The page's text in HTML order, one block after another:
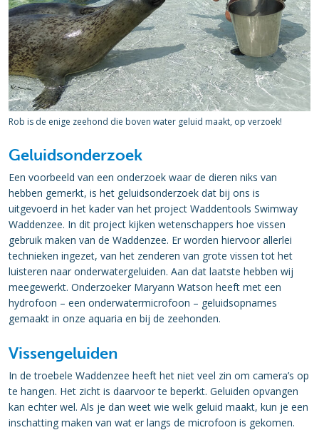
Rob is de enige zeehond die boven water geluid maakt, op verzoek!
Geluidsonderzoek
Een voorbeeld van een onderzoek waar de dieren niks van
hebben gemerkt, is het geluidsonderzoek dat bij ons is
uitgevoerd in het kader van het project Waddentools Swimway
Waddenzee. In dit project kijken wetenschappers hoe vissen
gebruik maken van de Waddenzee. Er worden hiervoor allerlei
technieken ingezet, van het zenderen van grote vissen tot het
luisteren naar onderwatergeluiden. Aan dat laatste hebben wij
meegewerkt. Onderzoeker Maryann Watson heeft met een
hydrofoon – een onderwatermicrofoon – geluidsopnames
gemaakt in onze aquaria en bij de zeehonden.
Vissengeluiden
In de troebele Waddenzee heeft het niet veel zin om camera’s op
te hangen. Het zicht is daarvoor te beperkt. Geluiden opvangen
kan echter wel. Als je dan weet wie welk geluid maakt, kun je een
inschatting maken van wat er langs de microfoon is gekomen.